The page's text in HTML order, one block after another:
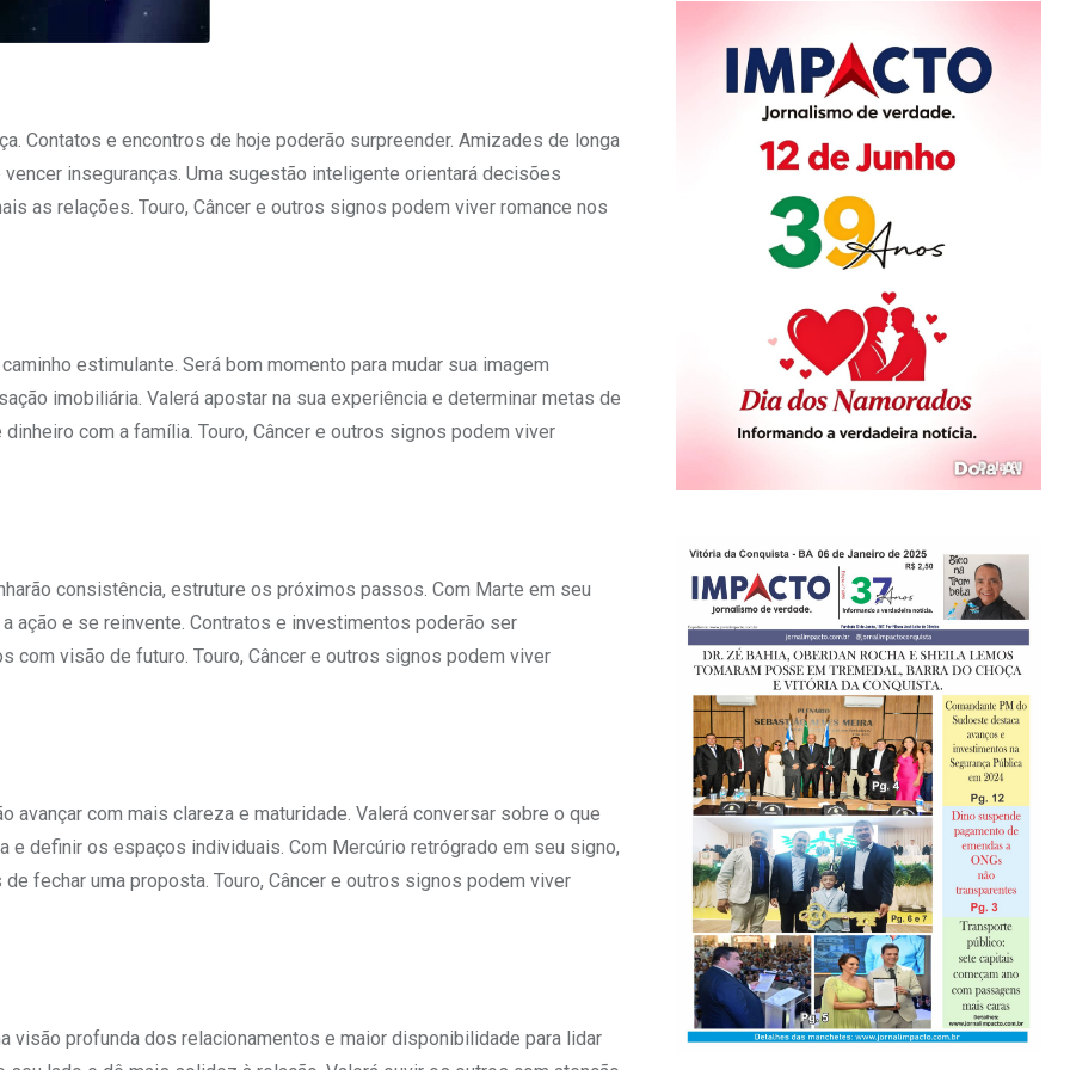
Contatos e encontros de hoje poderão surpreender. Amizades de longa
inseguranças. Uma sugestão inteligente orientará decisões
as relações. Touro, Câncer e outros signos podem viver romance nos
estimulante. Será bom momento para mudar sua imagem
imobiliária. Valerá apostar na sua experiência e determinar metas de
com a família. Touro, Câncer e outros signos podem viver
consistência, estruture os próximos passos. Com Marte em seu
ação e se reinvente. Contratos e investimentos poderão ser
visão de futuro. Touro, Câncer e outros signos podem viver
com mais clareza e maturidade. Valerá conversar sobre o que
e definir os espaços individuais. Com Mercúrio retrógrado em seu signo,
fechar uma proposta. Touro, Câncer e outros signos podem viver
visão profunda dos relacionamentos e maior disponibilidade para lidar